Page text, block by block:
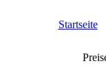
Startseite